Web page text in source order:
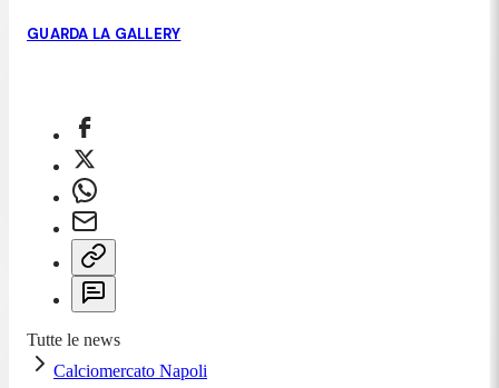
GUARDA LA GALLERY
Tutte le news
Calciomercato Napoli